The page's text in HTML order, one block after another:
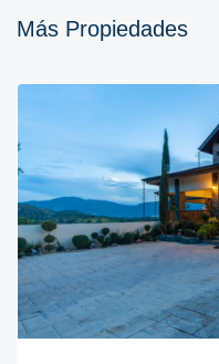
Más Propiedades